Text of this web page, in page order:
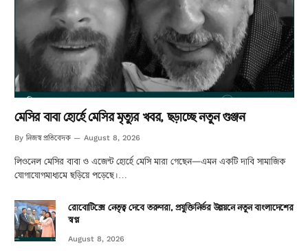
মেসির বাবা হোর্হে মেসির মৃত্যুর খবর, ছড়াচ্ছে নতুন গুঞ্জন
By নিজস্ব প্রতিবেদক August 8, 2026
লিওনেল মেসির বাবা ও এজেন্ট হোর্হে মেসি মারা গেছেন—এমন একটি দাবি সামাজিক
যোগাযোগমাধ্যমে ছড়িয়ে পড়েছে।…
রোবোটিক্সে নেতৃত্ব দেবে তরুণরা, প্রযুক্তিনির্ভর উন্নয়নে নতুন বাংলাদেশের
স্বপ্ন
August 8, 2026